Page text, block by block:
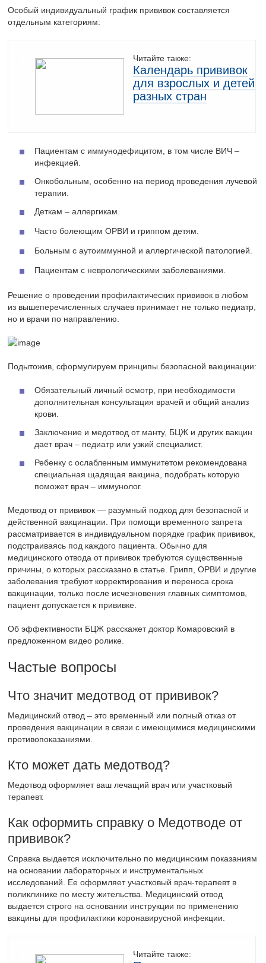
Особый индивидуальный график прививок составляется
отдельным категориям:
Читайте также:
Календарь прививок
для взрослых и детей
разных стран
Пациентам с иммунодефицитом, в том числе ВИЧ –
инфекцией.
Онкобольным, особенно на период проведения лучевой
терапии.
Деткам – аллергикам.
Часто болеющим ОРВИ и гриппом детям.
Больным с аутоиммунной и аллергической патологией.
Пациентам с неврологическими заболеваниями.
Решение о проведении профилактических прививок в любом
из вышеперечисленных случаев принимает не только педиатр,
но и врачи по направлению.
Подытожив, сформулируем принципы безопасной вакцинации:
Обязательный личный осмотр, при необходимости
дополнительная консультация врачей и общий анализ
крови.
Заключение и медотвод от манту, БЦЖ и других вакцин
дает врач – педиатр или узкий специалист.
Ребенку с ослабленным иммунитетом рекомендована
специальная щадящая вакцина, подобрать которую
поможет врач – иммунолог.
Медотвод от прививок — разумный подход для безопасной и
действенной вакцинации. При помощи временного запрета
рассматривается в индивидуальном порядке график прививок,
подстраиваясь под каждого пациента. Обычно для
медицинского отвода от прививок требуются существенные
причины, о которых рассказано в статье. Грипп, ОРВИ и другие
заболевания требуют корректирования и переноса срока
вакцинации, только после исчезновения главных симптомов,
пациент допускается к прививке.
Об эффективности БЦЖ расскажет доктор Комаровский в
предложенном видео ролике.
Частые вопросы
Что значит медотвод от прививок?
Медицинский отвод – это временный или полный отказ от
проведения вакцинации в связи с имеющимися медицинскими
противопоказаниями.
Кто может дать медотвод?
Медотвод оформляет ваш лечащий врач или участковый
терапевт.
Как оформить справку о Медотводе от
прививок?
Справка выдается исключительно по медицинским показаниям
на основании лабораторных и инструментальных
исследований. Ее оформляет участковый врач-терапевт в
поликлинике по месту жительства. Медицинский отвод
выдается строго на основании инструкции по применению
вакцины для профилактики коронавирусной инфекции.
Читайте также: